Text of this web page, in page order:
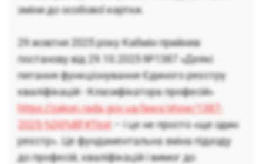
зміни до особової картки.
29 жовтня 2025 року Кабмін прийняв
постанову від 29.10.2025 №1387 «Деякі
питання функціонування Єдиного реєстру
кваліфікацій - Класифікатора професій»
https://zakon.rada.gov.ua/laws/show/1387-
2025-%D0%BF#Text – і це не просто «ще один
реєстр». Це фундаментальна зміна підходу
до професій, кваліфікацій і вимог до